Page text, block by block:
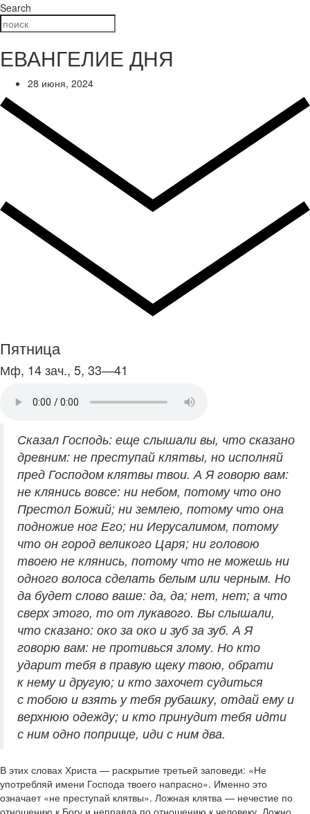
Search
ЕВАНГЕЛИЕ ДНЯ
28 июня, 2024
Пятница
Мф, 14 зач., 5, 33—41
Сказал Господь: еще слышали вы, что сказано
древним: не преступай клятвы, но исполняй
пред Господом клятвы твои. А Я говорю вам:
не клянись вовсе: ни небом, потому что оно
Престол Божий; ни землею, потому что она
подножие ног Его; ни Иерусалимом, потому
что он город великого Царя; ни головою
твоею не клянись, потому что не можешь ни
одного волоса сделать белым или черным. Но
да будет слово ваше: да, да; нет, нет; а что
сверх этого, то от лукавого. Вы слышали,
что сказано: око за око и зуб за зуб. А Я
говорю вам: не противься злому. Но кто
ударит тебя в правую щеку твою, обрати
к нему и другую; и кто захочет судиться
с тобою и взять у тебя рубашку, отдай ему и
верхнюю одежду; и кто принудит тебя идти
с ним одно поприще, иди с ним два.
В этих словах Христа — раскрытие третьей заповеди: «Не
употребляй имени Господа твоего напрасно». Именно это
означает «не преступай клятвы». Ложная клятва — нечестие по